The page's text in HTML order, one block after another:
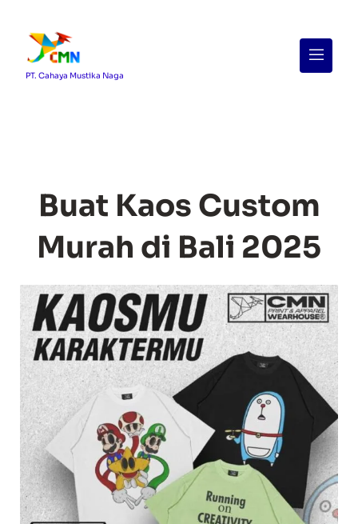
PT. Cahaya Mustika Naga
Menu
Buat Kaos Custom
Murah di Bali 2025